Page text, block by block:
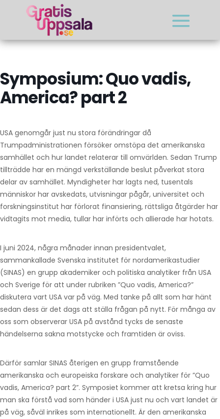
Symposium: Quo vadis,
America? part 2
USA genomgår just nu stora förändringar då
Trumpadministrationen försöker omstöpa det amerikanska
samhället och hur landet relaterar till omvärlden. Sedan Trump
tillträdde har en mängd verkställande beslut påverkat stora
delar av samhället. Myndigheter har lagts ned, tusentals
människor har avskedats, utvisningar pågår, universitet och
forskningsinstitut har förlorat finansiering, rättsliga åtgärder har
vidtagits mot media, tullar har införts och allierade har hotats.
I juni 2024, några månader innan presidentvalet,
sammankallade Svenska institutet för nordamerikastudier
(SINAS) en grupp akademiker och politiska analytiker från USA
och Sverige för att under rubriken ”Quo vadis, America?”
diskutera vart USA var på väg. Med tanke på allt som har hänt
sedan dess är det dags att ställa frågan på nytt. För många av
oss som observerar USA på avstånd tycks de senaste
händelserna sakna motstycke och framtiden är oviss.
Därför samlar SINAS återigen en grupp framstående
amerikanska och europeiska forskare och analytiker för ”Quo
vadis, America? part 2”. Symposiet kommer att kretsa kring hur
man ska förstå vad som händer i USA just nu och vart landet är
på väg, såväl inrikes som internationellt. Är den amerikanska